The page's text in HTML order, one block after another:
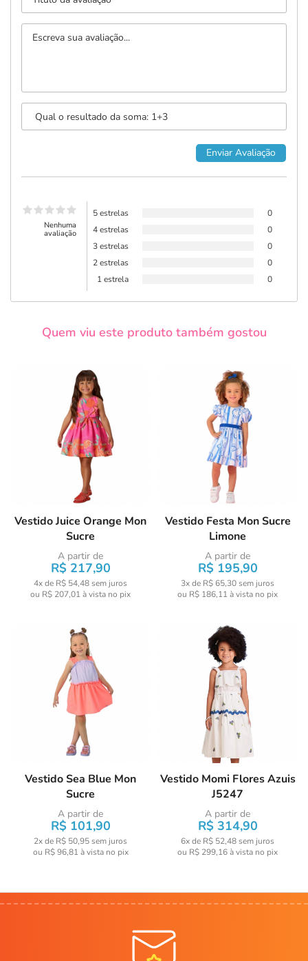
Nenhuma
avaliação
5 estrelas
0
4 estrelas
0
3 estrelas
0
2 estrelas
0
1 estrela
0
Quem viu este produto também gostou
Vestido Juice Orange Mon
Sucre
A partir de
R$ 217,90
4x de R$ 54,48sem juros
ou R$ 207,01 à vista no pix
Vestido Festa Mon Sucre
Limone
A partir de
R$ 195,90
3x de R$ 65,30sem juros
ou R$ 186,11 à vista no pix
Vestido Sea Blue Mon
Sucre
A partir de
R$ 101,90
2x de R$ 50,95sem juros
ou R$ 96,81 à vista no pix
Vestido Momi Flores Azuis
J5247
A partir de
R$ 314,90
6x de R$ 52,48sem juros
ou R$ 299,16à vista no pix